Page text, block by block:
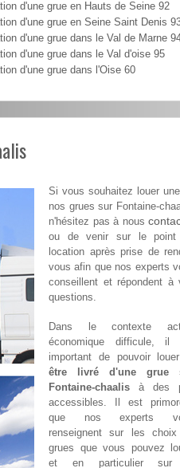
d'une grue en Hauts de Seine 92
d'une grue en Seine Saint Denis
d'une grue dans le Val de Marne
d'une grue dans le Val d'oise 95
d'une grue dans l'Oise 60
Si vous souhaitez louer
nos grues sur Fontaine-
n'hésitez pas à nous
ou de venir sur le point
location après prise de
vous afin que nos experts
conseillent et répondent à
questions.
Dans le contexte
économique difficule, il
important de pouvoir
être livré d'une grue
Fontaine-chaalis à des
accessibles. Il est
que nos experts
renseignent sur les
grues que vous pouvez
et en particulier